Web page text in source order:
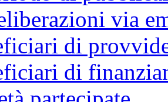
via
di
di